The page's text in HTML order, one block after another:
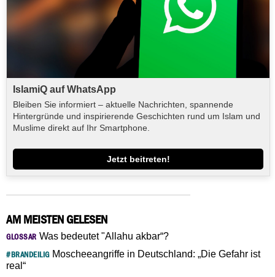
IslamiQ auf WhatsApp
Bleiben Sie informiert – aktuelle Nachrichten, spannende
Hintergründe und inspirierende Geschichten rund um Islam und
Muslime direkt auf Ihr Smartphone.
Jetzt beitreten!
AM MEISTEN GELESEN
GLOSSAR Was bedeutet "Allahu akbar“?
#BRANDEILIGMoscheeangriffe in Deutschland: „Die Gefahr ist
real“